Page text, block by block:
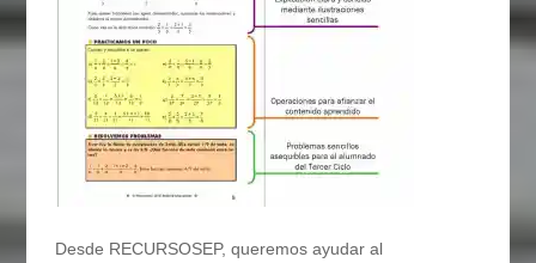
Desde RECURSOSEP, queremos ayudar al